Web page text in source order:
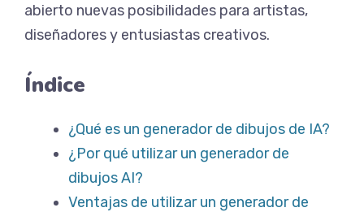
abierto nuevas posibilidades para artistas,
diseñadores y entusiastas creativos.
Índice
¿Qué es un generador de dibujos de IA?
¿Por qué utilizar un generador de
dibujos AI?
Ventajas de utilizar un generador de